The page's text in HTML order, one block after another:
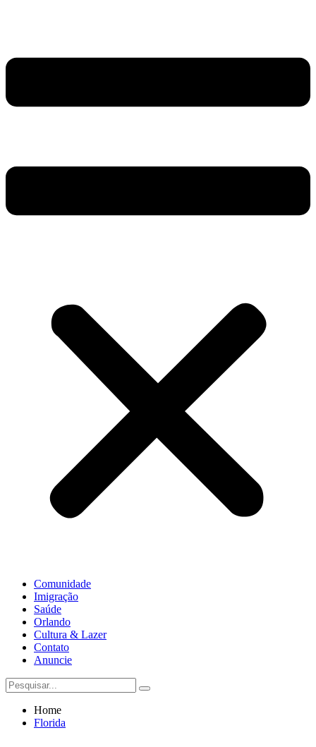
Comunidade
Imigração
Saúde
Orlando
Cultura & Lazer
Contato
Anuncie
Home
Florida